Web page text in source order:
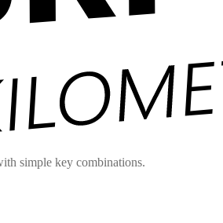
simple key combinations.